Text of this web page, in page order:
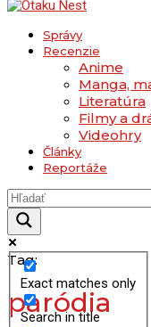
Správy
Recenzie
Anime
Manga,
Literatúra
Filmy a
Videohry
Články
Reportáže
Exact matches only
Search in title
Tag:
paródia